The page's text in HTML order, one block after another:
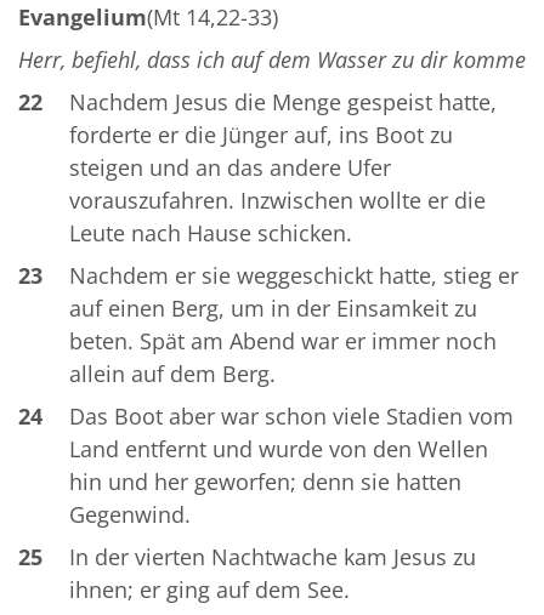
Evangelium(Mt 14,22-33)
Herr, befiehl, dass ich auf dem Wasser zu dir komme
22
Nachdem Jesus die Menge gespeist hatte,
forderte er die Jünger auf, ins Boot zu
steigen und an das andere Ufer
vorauszufahren. Inzwischen wollte er die
Leute nach Hause schicken.
23
Nachdem er sie weggeschickt hatte, stieg er
auf einen Berg, um in der Einsamkeit zu
beten. Spät am Abend war er immer noch
allein auf dem Berg.
24
Das Boot aber war schon viele Stadien vom
Land entfernt und wurde von den Wellen
hin und her geworfen; denn sie hatten
Gegenwind.
25
In der vierten Nachtwache kam Jesus zu
ihnen; er ging auf dem See.